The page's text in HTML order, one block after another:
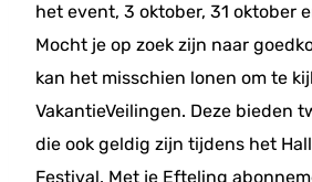
het event, 3 oktober, 31 oktober
Mocht je op zoek zijn naar
kan het misschien lonen om te
VakantieVeilingen. Deze bieden
die ook geldig zijn tijdens het
Festival. Met je Efteling